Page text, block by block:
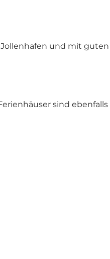
und mit
sind